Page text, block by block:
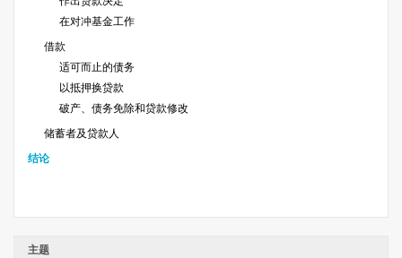
在对冲基金工作
借款
适可而止的债务
以抵押换贷款
破产、债务免除和贷款修改
储蓄者及贷款人
结论
主题